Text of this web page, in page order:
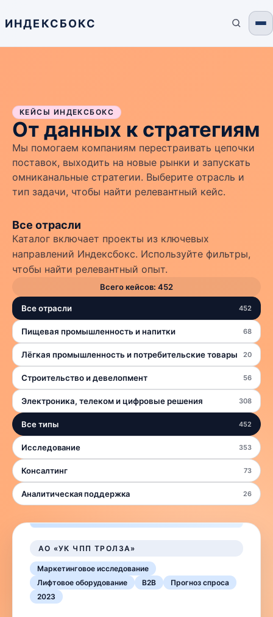
ИНДЕКСБОКС
КЕЙСЫ ИНДЕКСБОКС
От данных к стратегиям
Мы помогаем компаниям перестраивать цепочки
поставок, выходить на новые рынки и запускать
омниканальные стратегии. Выберите отрасль и
тип задачи, чтобы найти релевантный кейс.
Все отрасли
Каталог включает проекты из ключевых
направлений Индексбокс. Используйте фильтры,
чтобы найти релевантный опыт.
Всего кейсов: 452
Все отрасли 452
Пищевая промышленность и напитки 68
Лёгкая промышленность и потребительские товары 20
Строительство и девелопмент 56
Электроника, телеком и цифровые решения 308
Все типы 452
Исследование 353
Консалтинг 73
Аналитическая поддержка 26
АО «УК ЧПП ТРОЛЗА»
Маркетинговое исследование
Лифтовое оборудование
B2B
Прогноз спроса
2023